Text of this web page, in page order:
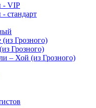
- VIP
стандарт
Грозного)
Грозного)
– Хой (из Грозного)